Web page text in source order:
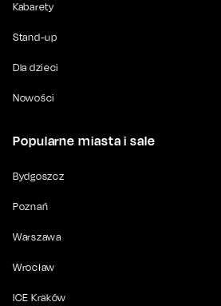
Kabarety
Stand-up
Dla dzieci
Nowości
Popularne miasta i sale
Bydgoszcz
Poznań
Warszawa
Wrocław
ICE Kraków